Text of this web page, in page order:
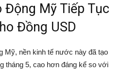
Động Mỹ Tiếp Tục
Đồng USD
Mỹ, nền kinh tế nước này đã tạo
tháng 5, cao hơn đáng kể so với